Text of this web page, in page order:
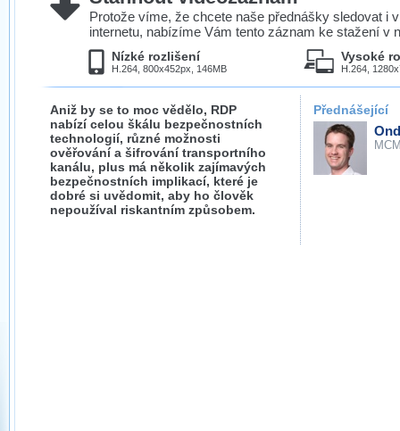
Protože víme, že chcete naše přednášky sledovat i
internetu, nabízíme Vám tento záznam ke stažení v
Nízké rozlišení
H.264, 800x452px, 146MB
Vysoké
H.264,
Aniž by se to moc vědělo, RDP
nabízí celou škálu bezpečnostních
technologií, různé možnosti
ověřování a šifrování transportního
kanálu, plus má několik zajímavých
bezpečnostních implikací, které je
dobré si uvědomit, aby ho člověk
nepoužíval riskantním způsobem.
Přednášející